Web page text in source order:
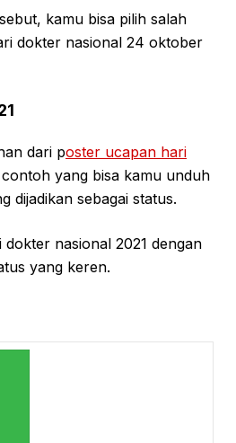
kamu bisa pilih salah
dokter nasional 24 oktober
dari poster ucapan hari
yang bisa kamu unduh
dijadikan sebagai status.
nasional 2021 dengan
yang keren.